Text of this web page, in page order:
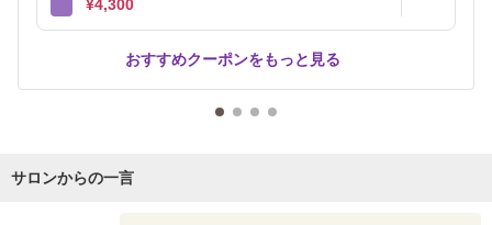
¥4,300
おすすめクーポンをもっと見る
サロンからの一言